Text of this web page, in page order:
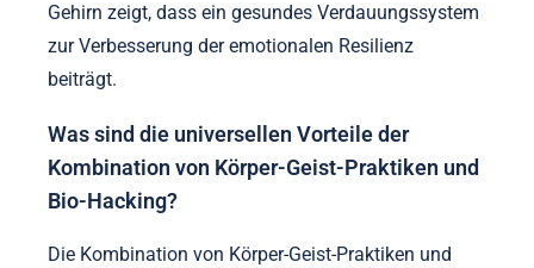
Gehirn zeigt, dass ein gesundes Verdauungssystem
zur Verbesserung der emotionalen Resilienz
beiträgt.
Was sind die universellen Vorteile der
Kombination von Körper-Geist-Praktiken und
Bio-Hacking?
Die Kombination von Körper-Geist-Praktiken und